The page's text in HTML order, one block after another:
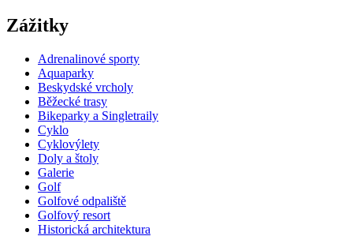
Zážitky
Adrenalinové sporty
Aquaparky
Beskydské vrcholy
Běžecké trasy
Bikeparky a Singletraily
Cyklo
Cyklovýlety
Doly a štoly
Galerie
Golf
Golfové odpaliště
Golfový resort
Historická architektura